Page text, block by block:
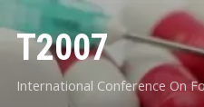
T2007
International Conference On